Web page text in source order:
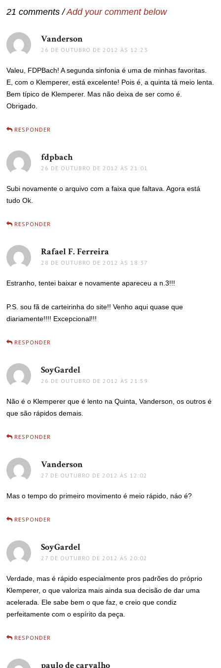
21 comments /Add your comment below
Vanderson
26 DE OUTUBRO DE 2012 ÀS 12:23
Valeu, FDPBach! A segunda sinfonia é uma de minhas favoritas.
E, com o Klemperer, está excelente! Pois é, a quinta tá meio lenta.
Bem típico de Klemperer. Mas não deixa de ser como é.
Obrigado.
RESPONDER
fdpbachdisse:
26 DE OUTUBRO DE 2012 ÀS 21:01
Subi novamente o arquivo com a faixa que faltava. Agora está
tudo Ok.
RESPONDER
Rafael F. Ferreira
28 DE OUTUBRO DE 2012 ÀS 18:37
Estranho, tentei baixar e novamente apareceu a n.3!!!
P.S. sou fã de carteirinha do site!! Venho aqui quase que
diariamente!!!! Excepcional!!!
RESPONDER
SoyGardel
26 DE OUTUBRO DE 2012 ÀS 21:59
Não é o Klemperer que é lento na Quinta, Vanderson, os outros é
que são rápidos demais.
RESPONDER
Vanderson
27 DE OUTUBRO DE 2012 ÀS 12:02
Mas o tempo do primeiro movimento é meio rápido, náo é?
RESPONDER
SoyGardel
27 DE OUTUBRO DE 2012 ÀS 20:02
Verdade, mas é rápido especialmente pros padrões do próprio
Klemperer, o que valoriza mais ainda sua decisão de dar uma
acelerada. Ele sabe bem o que faz, e creio que condiz
perfeitamente com o espírito da peça.
RESPONDER
paulo de carvalho